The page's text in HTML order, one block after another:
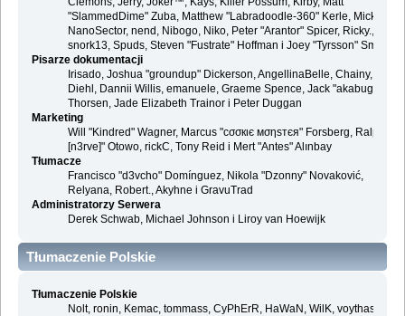
"SlammedDime" Zuba, Matthew "Labradoodle-360" Kerle, Mick.,
NanoSector, nend, Nibogo, Niko, Peter "Arantor" Spicer, Ricky.,
snork13, Spuds, Steven "Fustrate" Hoffman i Joey "Tyrsson" Smith
Pisarze dokumentacji
Irisado, Joshua "groundup" Dickerson, AngellinaBelle, Chainy,
Diehl, Dannii Willis, emanuele, Graeme Spence, Jack "akabugeyes"
Thorsen, Jade Elizabeth Trainor i Peter Duggan
Marketing
Will "Kindred" Wagner, Marcus "cσσкιє мσηѕтєя" Forsberg, Ralph "
[n3rve]" Otowo, rickC, Tony Reid i Mert "Antes" Alınbay
Tłumacze
Francisco "d3vcho" Domínguez, Nikola "Dzonny" Novaković,
Relyana, Robert., Akyhne i GravuTrad
Administratorzy Serwera
Derek Schwab, Michael Johnson i Liroy van Hoewijk
Tłumaczenie Polskie
Tłumaczenie Polskie
Nolt, ronin, Kemac, tommass, CyPhErR, HaWaN, WilK, voythas i